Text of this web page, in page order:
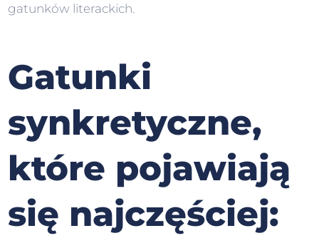
gatunków literackich.
Gatunki
synkretyczne,
które pojawiają
się najczęściej: